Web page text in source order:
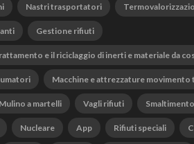
Nastri trasportatori
Gestione rifiuti
e il riciclaggio di inerti e materiale da
Macchine e attrezzature movimento
Mulino a martelli Vagli rifiuti
Nucleare App Rifiuti speciali